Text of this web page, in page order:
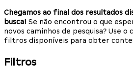
Chegamos ao final dos resultados
busca! Se não encontrou o que
novos caminhos de pesquisa? Use o
filtros disponíveis para obter
Filtros